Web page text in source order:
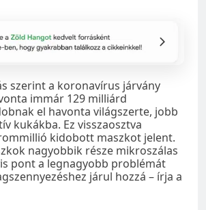
szerint a koronavírus járvány
immár 129 milliárd
el havonta világszerte, jobb
kukákba. Ez visszaosztva
kidobott maszkot jelent.
nagyobbik része mikroszálas
pont a legnagyobb problémát
járul hozzá – írja a